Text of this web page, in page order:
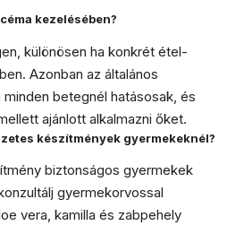
kezelésében?
különösen ha konkrét étel-
Azonban az általános
betegnél hatásosak, és
ajánlott alkalmazni őket.
készítmények gyermekeknél?
biztonságos gyermekek
gyermekorvossal
vera, kamilla és zabpehely